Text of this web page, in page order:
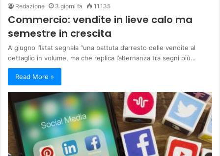
Redazione 3 giorni fa 11.135
Commercio: vendite in lieve calo ma
semestre in crescita
A giugno l’Istat segnala “una battuta d’arresto delle vendite al
dettaglio in volume, ma che replica l’alternanza tra segni più…
Read More »